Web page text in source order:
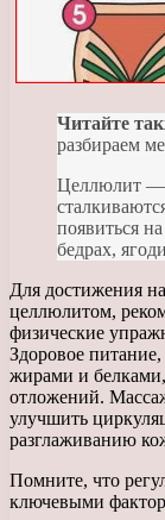
Читайте
разбираем
Целлюлит —
появиться
бедрах,
Для достижения
целлюлитом,
физические
Здоровое
жирами и
отложений.
улучшить
разглаживанию
Помните, что
ключевыми